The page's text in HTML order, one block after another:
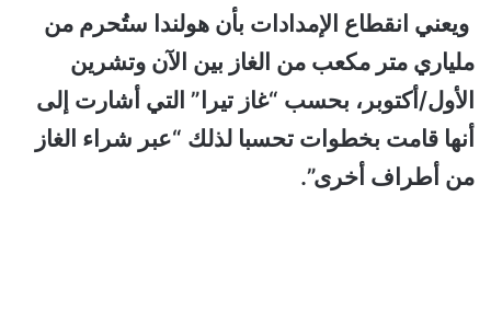
ويعني انقطاع الإمدادات بأن هولندا ستُحرم من
ملياري متر مكعب من الغاز بين الآن وتشرين
الأول/أكتوبر، بحسب “غاز تيرا” التي أشارت إلى
أنها قامت بخطوات تحسبا لذلك “عبر شراء الغاز
من أطراف أخرى”.